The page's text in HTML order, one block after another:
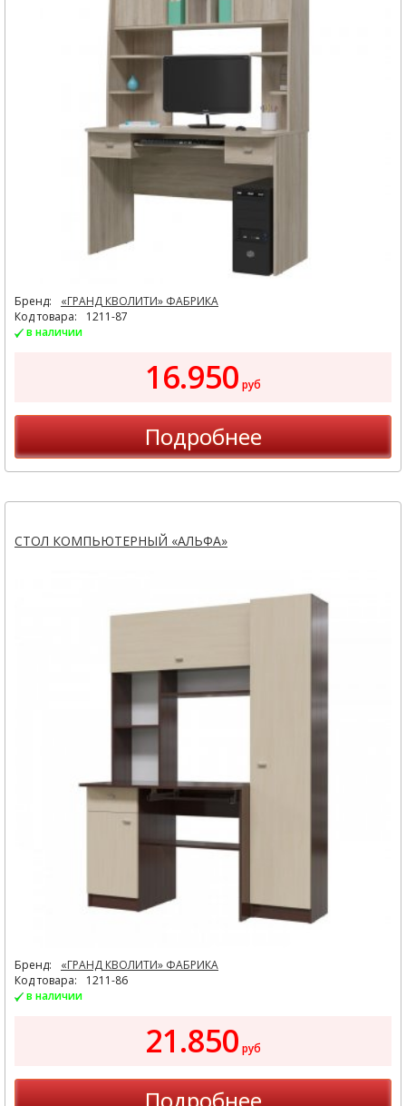
Бренд:
«ГРАНД КВОЛИТИ» ФАБРИКА
Код товара:
1211-87
в наличии
16.950 руб
Подробнее
СТОЛ КОМПЬЮТЕРНЫЙ «АЛЬФА»
Бренд:
«ГРАНД КВОЛИТИ» ФАБРИКА
Код товара:
1211-86
в наличии
21.850 руб